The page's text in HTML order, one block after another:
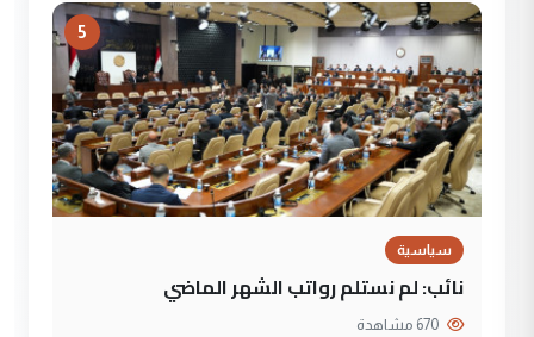
5
سياسية
نائب: لم نستلم رواتب الشهر الماضي